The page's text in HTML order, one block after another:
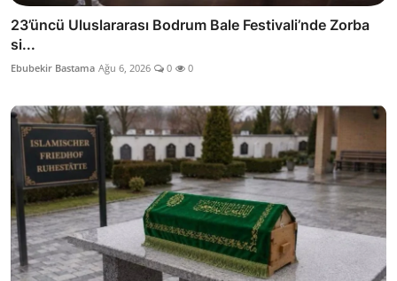
23’üncü Uluslararası Bodrum Bale Festivali’nde Zorba
si...
Ebubekir Bastama Ağu 6, 2026 0 0